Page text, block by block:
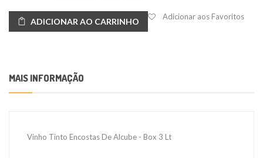
ADICIONAR AO CARRINHO Adicionar aos Favoritos
MAIS INFORMAÇÃO
Vinho Tinto Encostas De Alcube - Box 3 Lt